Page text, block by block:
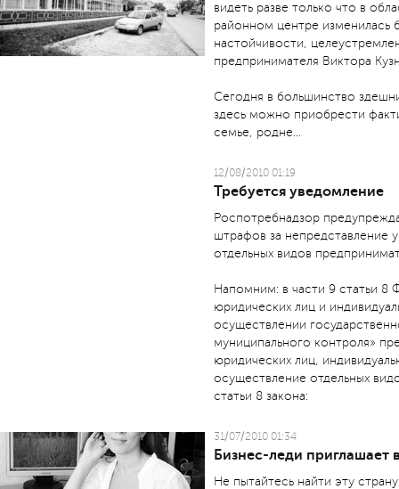
видеть разве только что в
районном центре изменилась
настойчивости,
предпринимателя Виктора
Сегодня в большинство
здесь можно приобрести
семье, родне…
12/08/2010 01:19
Требуется уведомление
Роспотребнадзор
штрафов за непредставление
отдельных видов
Напомним: в части 9 статьи 8
юридических лиц и
осуществлении
муниципального контроля»
юридических лиц,
осуществление отдельных
статьи 8 закона:
31/07/2010 01:34
Бизнес-леди приглашает
Не пытайтесь найти эту